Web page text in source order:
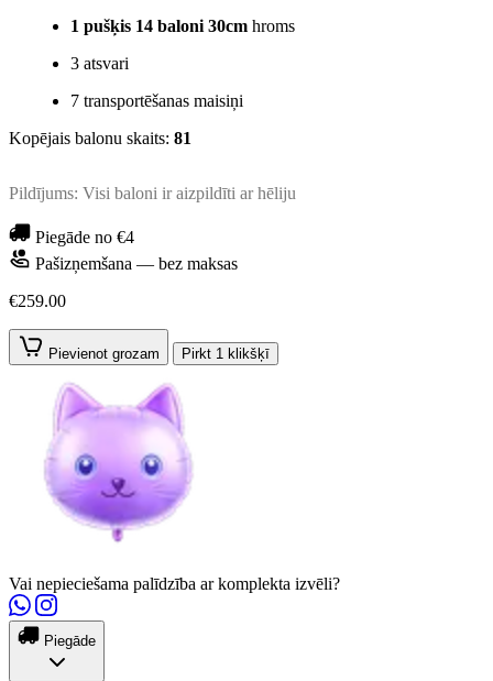
1 pušķis 14 baloni 30cm hroms
3 atsvari
7 transportēšanas maisiņi
Kopējais balonu skaits: 81
Pildījums: Visi baloni ir aizpildīti ar hēliju
Piegāde no €4
Pašizņemšana — bez maksas
€259.00
Pievienot grozam Pirkt 1 klikšķī
Vai nepieciešama palīdzība ar komplekta izvēli?
Piegāde